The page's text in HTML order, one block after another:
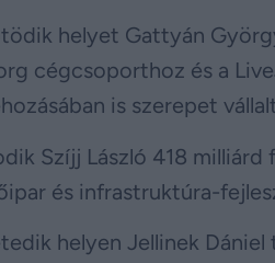
helyet Gattyán
cégcsoporthoz és a
is szerepet
Szíjj László 418 milliárd
és infrastruktúra-
helyen Jellinek